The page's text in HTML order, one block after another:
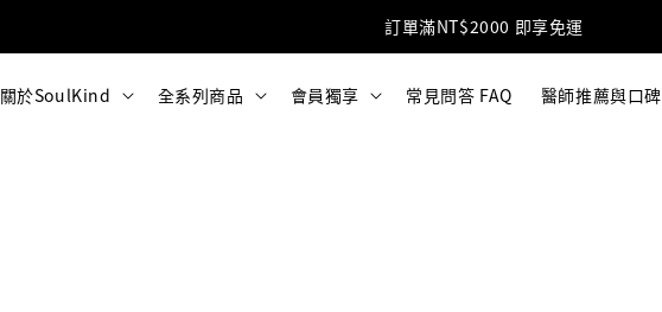
訂單滿NT$2000 即享免運
關於SoulKind 全系列商品 會員獨享 常見問答 FAQ 醫師推薦與口碑